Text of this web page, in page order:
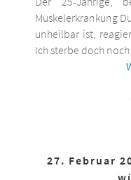
Muskelerkrankung
unheilbar ist,
Ich sterbe doch
27. Februar